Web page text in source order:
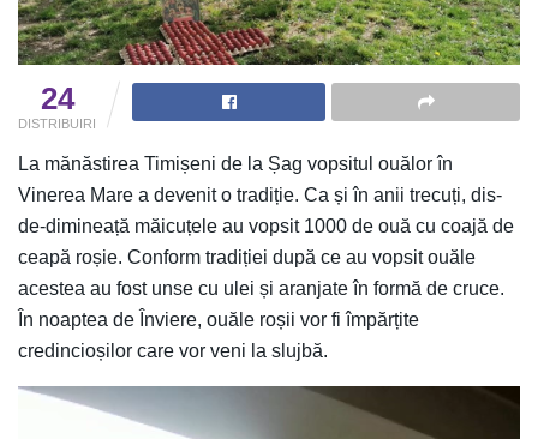
24
DISTRIBUIRI
La mănăstirea Timișeni de la Șag vopsitul ouălor în
Vinerea Mare a devenit o tradiție. Ca și în anii trecuți, dis-
de-dimineață măicuțele au vopsit 1000 de ouă cu coajă de
ceapă roșie. Conform tradiției după ce au vopsit ouăle
acestea au fost unse cu ulei și aranjate în formă de cruce.
În noaptea de Înviere, ouăle roșii vor fi împărțite
credincioșilor care vor veni la slujbă.